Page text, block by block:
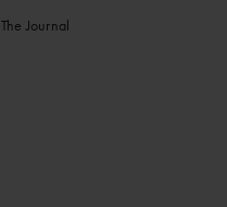
The Journal